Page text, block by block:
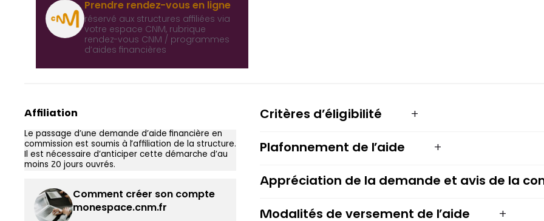
Prendre rendez-vous en ligne
réservé aux structures affiliées via
votre espace CNM, rubrique
rendez-vous CNM / programmes
d’aides financières
Affiliation
Le passage d’une demande d’aide financière en
commission est soumis à l’affiliation de la structure.
Il est nécessaire d’anticiper cette démarche d’au
moins 20 jours ouvrés.
Comment créer son compte
monespace.cnm.fr
Critères d’éligibilité
Plafonnement de l’aide
Appréciation de la demande et avis de la
Modalités de versement de l’aide